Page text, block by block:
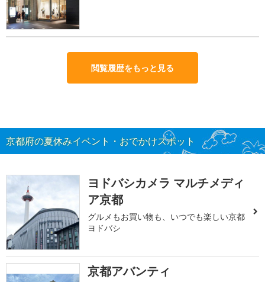
閲覧履歴をもっと見る
京都府の夏休みイベント・おでかけスポット
ヨドバシカメラ マルチメディ
ア京都
グルメもお買い物も、いつでも楽しい京都
ヨドバシ
京都アバンティ